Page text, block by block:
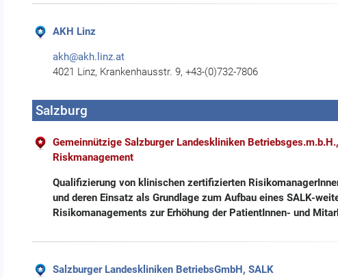
AKH Linz
akh@akh.linz.at
4021 Linz, Krankenhausstr. 9, +43-(0)732-7806
Salzburg
Gemeinnützige Salzburger Landeskliniken
Riskmanagement
Qualifizierung von klinischen zertifizierten
und deren Einsatz als Grundlage zum Aufbau eines SALK-
Risikomanagements zur Erhöhung der PatientInnen- und
Salzburger Landeskliniken BetriebsGmbH, SALK